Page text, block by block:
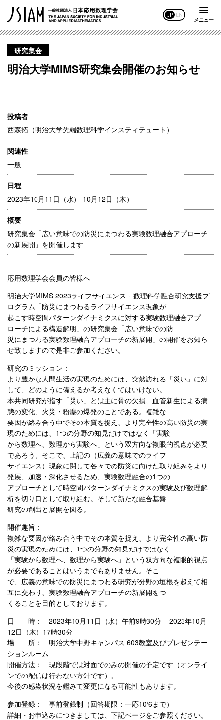
JP EN
メニュー
研究集会
明治大学MIMS研究集会開催のお知らせ
投稿者
西森拓（明治大学先端数理科学インスティテュート）
関連性
一般
日程
2023年10月11日（水）-10月12日（木）
概要
研究集会「広い意味での防災にまつわる実験数理融合アプローチ
の新展開」を開催します
応用数理学会会員の皆様へ
明治大学MIMS 2023ライフサイエンス・数理科学融合研究支援プ
ログラム「防災にまつわるライフサイエンス現象が
起こす時空間パターンダイナミクスに対する実験数理融合アプ
ローチによる構造解明」の研究集会「広い意味での防
災にまつわる実験数理融合アプローチの新展開」の開催をお知ら
せ致しますので是非ご参加ください。
研究のミッション：
より豊かな人間生活の実現のためには、突然訪れる「災い」に対
して、どのように備えるか考えなくてはいけない。
本共同研究が指す「災い」とは主に骨の欠損、血管新生による病
態の変化、火災・粉塵の爆発のことである。複雑な
要因が絡み合う中でその本質を捉え、より完全性の高い防災の実
現のためには、1つの分野の知見だけではなく「実験
から数理へ、数理から実験へ」という双方向な複眼的視点が必要
であろう。そこで、上記の（広義の意味でのライフ
サイエンス）現象に関して各々での防災に向けた取り組みをより
発展、加速・深化させるため、実験数理融合の1つの
アプローチとして時空間パターンダイナミクスの実験及び数理解
析を切り口として取り組む。そして新たな融合基盤
研究の創出と展開を図る。
開催趣旨：
複雑な要因が絡み合う中でその本質を捉え、より完全性の高い防
災の実現のためには、1つの分野の知見だけではなく
「実験から数理へ、数理から実験へ」という双方向な複眼的視点
が必要であることはいうまでもありません。そこ
で、広義の意味での防災にまつわる研究が分野の垣根を超えて相
互に交わり、実験数理融合アプローチの新展開をつ
くることを目的としております。
日 時： 2023年10月11日（水）午前9時30分 – 2023年10月
12日（木）17時30分
場 所： 明治大学中野キャンパス 603教室及びプレゼンテー
ションルーム
開催方法： 現段階では対面でのみの開催の予定です（オンライ
ンでの配信は行わない方針です）。
今後の感染状況を鑑みて変更になる可能性もあります。
参加登録： 事前登録制（回答期限：一応10/6まで）
詳細・お申込みにつきましては、下記ページをご参照ください。